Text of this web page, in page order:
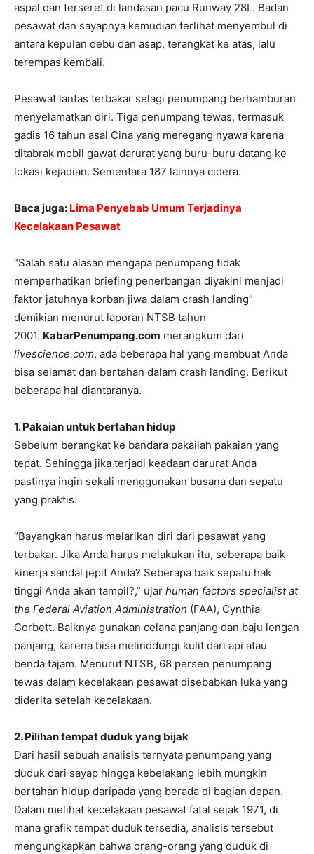
aspal dan terseret di landasan pacu Runway 28L. Badan
pesawat dan sayapnya kemudian terlihat menyembul di
antara kepulan debu dan asap, terangkat ke atas, lalu
terempas kembali.
Pesawat lantas terbakar selagi penumpang berhamburan
menyelamatkan diri. Tiga penumpang tewas, termasuk
gadis 16 tahun asal Cina yang meregang nyawa karena
ditabrak mobil gawat darurat yang buru-buru datang ke
lokasi kejadian. Sementara 187 lainnya cidera.
Baca juga: Lima Penyebab Umum Terjadinya
Kecelakaan Pesawat
“Salah satu alasan mengapa penumpang tidak
memperhatikan briefing penerbangan diyakini menjadi
faktor jatuhnya korban jiwa dalam crash landing”
demikian menurut laporan NTSB tahun
2001. KabarPenumpang.com merangkum dari
livescience.com, ada beberapa hal yang membuat Anda
bisa selamat dan bertahan dalam crash landing. Berikut
beberapa hal diantaranya.
1. Pakaian untuk bertahan hidup
Sebelum berangkat ke bandara pakailah pakaian yang
tepat. Sehingga jika terjadi keadaan darurat Anda
pastinya ingin sekali menggunakan busana dan sepatu
yang praktis.
“Bayangkan harus melarikan diri dari pesawat yang
terbakar. Jika Anda harus melakukan itu, seberapa baik
kinerja sandal jepit Anda? Seberapa baik sepatu hak
tinggi Anda akan tampil?,” ujar human factors specialist at
the Federal Aviation Administration (FAA), Cynthia
Corbett. Baiknya gunakan celana panjang dan baju lengan
panjang, karena bisa melinddungi kulit dari api atau
benda tajam. Menurut NTSB, 68 persen penumpang
tewas dalam kecelakaan pesawat disebabkan luka yang
diderita setelah kecelakaan.
2. Pilihan tempat duduk yang bijak
Dari hasil sebuah analisis ternyata penumpang yang
duduk dari sayap hingga kebelakang lebih mungkin
bertahan hidup daripada yang berada di bagian depan.
Dalam melihat kecelakaan pesawat fatal sejak 1971, di
mana grafik tempat duduk tersedia, analisis tersebut
mengungkapkan bahwa orang-orang yang duduk di